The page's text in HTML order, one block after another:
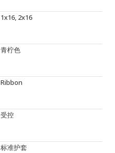
1x16, 2x16
青柠色
Ribbon
受控
标准护套